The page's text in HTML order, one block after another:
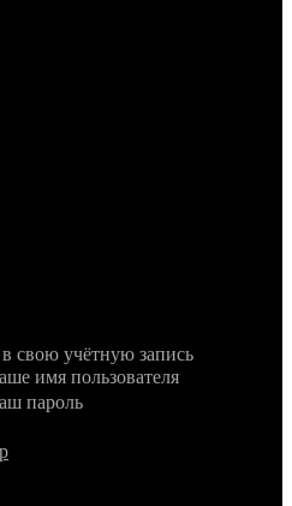
свою учётную запись
имя пользователя
пароль